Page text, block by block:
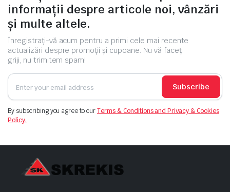
informații despre articole noi, vânzări
și multe altele.
Înregistrați-vă acum pentru a primi cele mai recente
actualizări despre promoții și cupoane. Nu vă faceți
griji, nu trimitem spam!
Subscribe
By subscribing you agree to ourTerms & Conditions and Privacy & Cookies
Policy.